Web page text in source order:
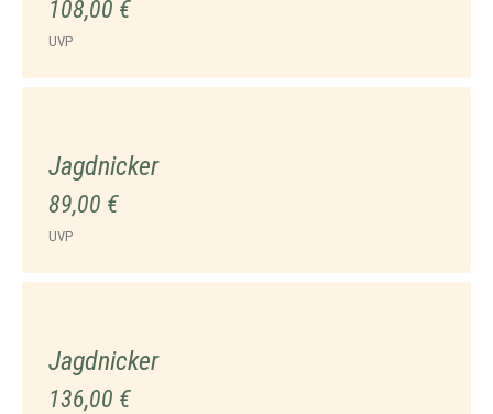
108,00 €
UVP
Jagdnicker
89,00 €
UVP
Jagdnicker
136,00 €